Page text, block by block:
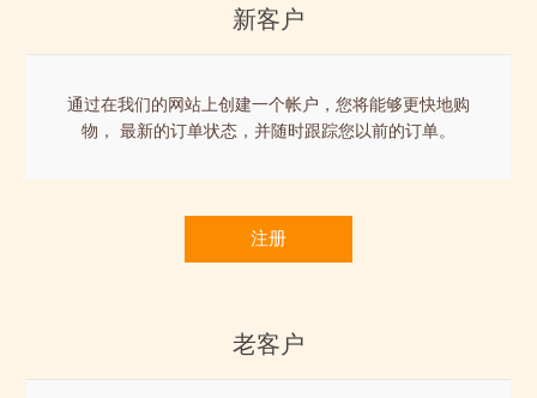
新客户
通过在我们的网站上创建一个帐户，您将能够更快地购
物， 最新的订单状态，并随时跟踪您以前的订单。
注册
老客户